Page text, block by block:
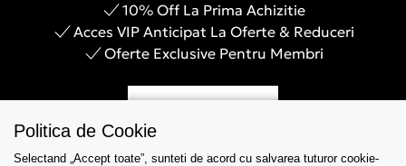
10% Off La Prima Achizitie
Acces VIP Anticipat La Oferte & Reduceri
Oferte Exclusive Pentru Membri
Politica de Cookie
Selectand „Accept toate”, sunteti de acord cu salvarea tuturor cookie-